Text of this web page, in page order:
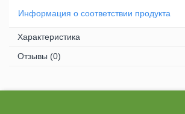
Доски для рисования
Информация о соответствии продукта
Характеристика
Отзывы (0)